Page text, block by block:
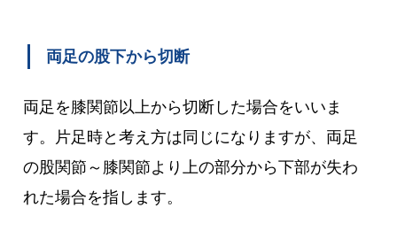
両足の股下から切断
両足を膝関節以上から切断した場合をいいま
す。片足時と考え方は同じになりますが、両足
の股関節～膝関節より上の部分から下部が失わ
れた場合を指します。